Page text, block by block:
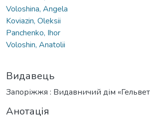
Voloshina, Angela
Koviazin, Oleksii
Panchenko, Ihor
Voloshin, Anatolii
Видавець
Запоріжжя : Видавничий дім
Анотація